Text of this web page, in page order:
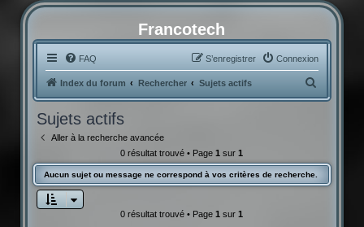
Francotech
FAQ Connexion
S’enregistrer
Index du forum Rechercher Sujets actifs
e
e
Sujets actifs
Aller à la recherche avancée
0 résultat trouvé • Page1 sur1
Aucun sujet ou message ne correspond à vos critères de recherche.
0 résultat trouvé • Page1 sur1